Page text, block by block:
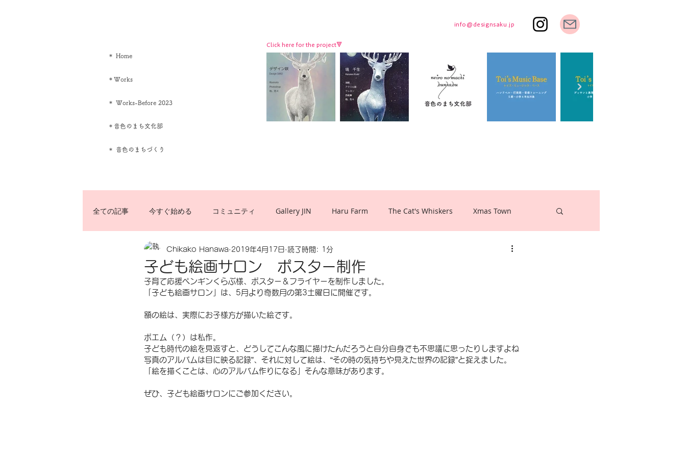
＊ Home
＊Works
＊ Works-Before 2023
＊音色のまち文化部
＊ 音色のまちづくり
info@designsaku.jp
Click here for the project🔻
全ての記事 今すぐ始める コミュニティ Gallery JIN Haru Farm The Cat's Whiskers Xmas Town
イラスト 塙 千生 絵画 子ども絵画サロン イベント
レッスン ワークショップ モルタルデコ 展示会
子ども絵画サロン ポスター制作
Chikako Hanawa 2019年4月17日 読了時間: 1分
子育て応援ペンギンくらぶ様、ポスター＆フライヤーを制作しました。
「子ども絵画サロン」は、5月より奇数月の第3土曜日に開催です。
額の絵は、実際にお子様方が描いた絵です。
ポエム（？）は私作。
子ども時代の絵を見返すと、どうしてこんな風に描けたんだろうと自分自身でも不思議に思ったりしますよね
写真のアルバムは目に映る記録”、それに対して絵は、“その時の気持ちや見えた世界の記録”と捉えました。
「絵を描くことは、心のアルバム作りになる」そんな意味があります。
ぜひ、子ども絵画サロンにご参加ください。